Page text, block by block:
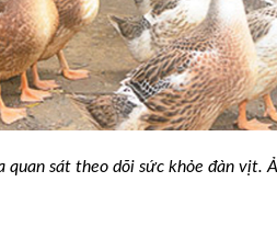
quan sát theo dõi sức khỏe đàn vịt.